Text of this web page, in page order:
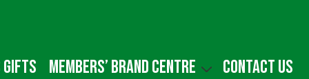
gifts Members’ Brand Centre Contact us